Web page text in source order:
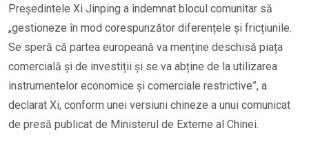
Președintele Xi Jinping a îndemnat blocul comunitar să
„gestioneze în mod corespunzător diferențele și fricțiunile.
Se speră că partea europeană va menține deschisă piața
comercială și de investiții și se va abține de la utilizarea
instrumentelor economice și comerciale restrictive”, a
declarat Xi, conform unei versiuni chineze a unui comunicat
de presă publicat de Ministerul de Externe al Chinei.